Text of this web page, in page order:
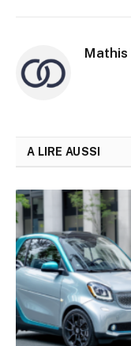
Mathis
A LIRE AUSSI